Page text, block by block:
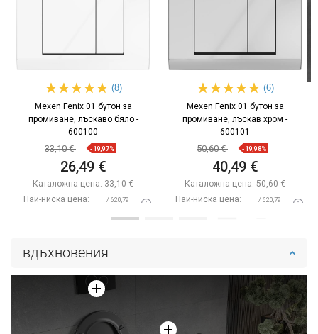
(8)
Mexen Fenix 01 бутон за
промиване, лъскаво бяло -
600100
33,10 € -19,97%
26,49 €
Каталожна цена: 33,10 €
Най-ниска цена:
/ 620,79
Добави в количката
favorite_border Любима
Сравнете
(6)
Mexen Fenix 01 бутон за
промиване, лъскав хром -
600101
50,60 € -19,98%
40,49 €
Каталожна цена: 50,60 €
Най-ниска цена:
/ 620,79
Добави в количката
favorite_border Любима
Сравнете
вдъхновения